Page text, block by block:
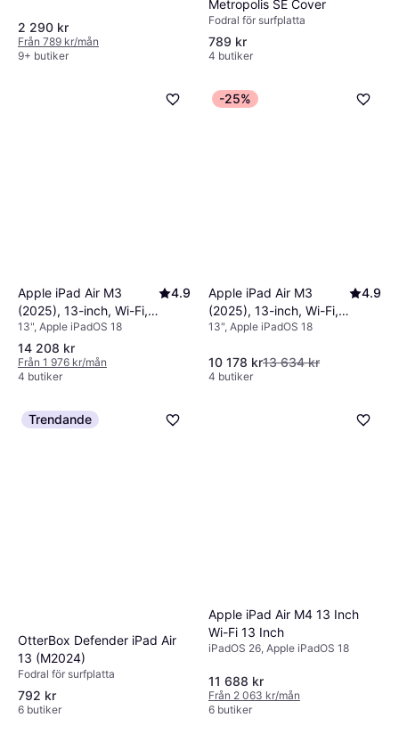
2 290 kr
Från 789 kr/mån
9+ butiker
Metropolis SE Cover
Fodral för surfplatta
789 kr
4 butiker
Apple iPad Air M3
(2025), 13-inch, Wi-Fi,
256GB Space Grey
4.9
13", Apple iPadOS 18
14 208 kr
Från 1 976 kr/mån
4 butiker
-25%
Apple iPad Air M3
(2025), 13-inch, Wi-Fi,
1TB Space Grey
4.9
13", Apple iPadOS 18
10 178 kr13 634 kr
4 butiker
Trendande
OtterBox Defender iPad Air
13 (M2024)
Fodral för surfplatta
792 kr
6 butiker
Apple iPad Air M4 13 Inch
Wi-Fi 13 Inch
iPadOS 26, Apple iPadOS 18
11 688 kr
Från 2 063 kr/mån
6 butiker